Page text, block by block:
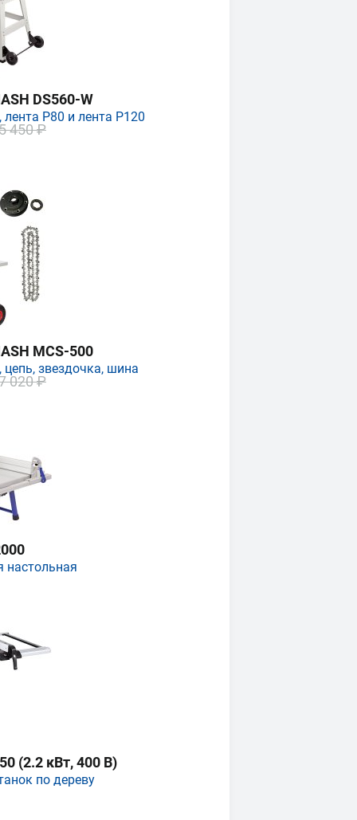
DS560-W
P80 и лента P120
450 ₽
MCS-500
цепь, звездочка, шина
020 ₽
настольная
(2.2 кВт, 400 В)
по дереву